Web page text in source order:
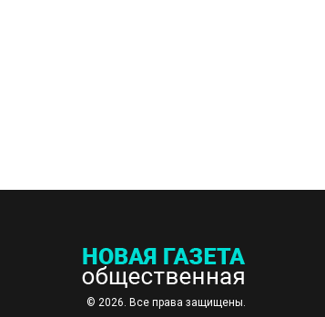
© 2026. Все права защищены.